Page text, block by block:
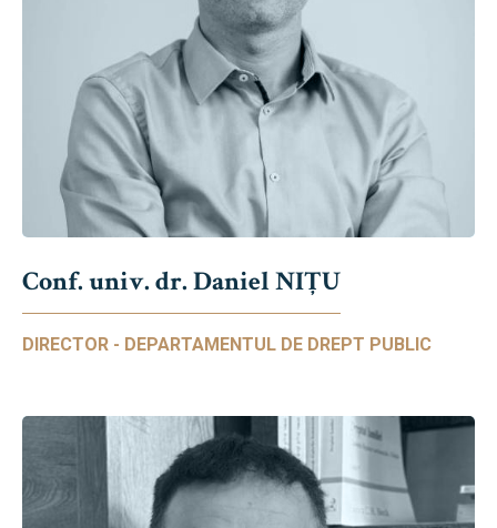
Conf. univ. dr. Daniel NIŢU
DIRECTOR - DEPARTAMENTUL DE DREPT PUBLIC